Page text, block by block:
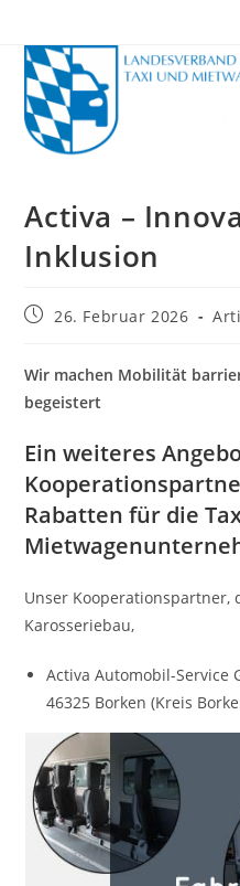
Inhalt
springen
Activa –
Inklusion
Beitrag26. Februar 2026
Wir machen Mobilität
begeistert
Ein weiteres
Rabatten für die
Unser Kooperationspartner,
Karosseriebau,
Activa Automobil-Service
46325 Borken (Kreis